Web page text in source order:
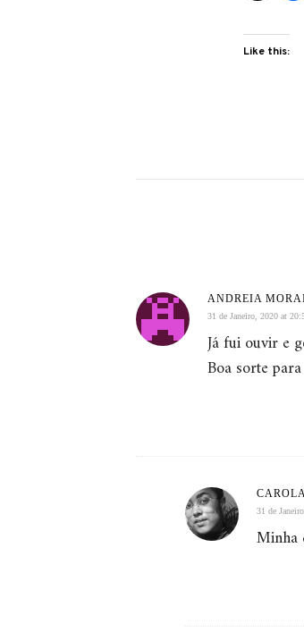
Like this:
ANDREIA
31 de Janeiro, 2020 at
Já fui ouvir e
Boa sorte
31 de
Minha